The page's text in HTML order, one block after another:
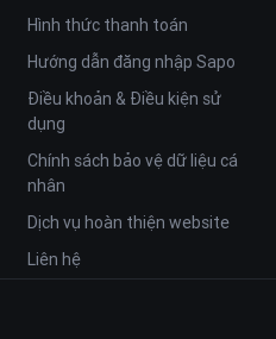
Hình thức thanh toán
Hướng dẫn đăng nhập Sapo
Điều khoản & Điều kiện sử
dụng
Chính sách bảo vệ dữ liệu cá
nhân
Dịch vụ hoàn thiện website
Liên hệ